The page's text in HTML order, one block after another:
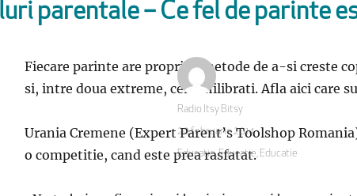
parentale – Ce fel de parinte
Fiecare parinte are propriile metode de a-si creste
si, intre doua extreme, cei echilibrati. Afla aici care
Urania Cremene (Expert Parent’s Toolshop
o competitie, cand este prea rasfatat.
Autor
Radio Itsy Bitsy
Publicat
pe
20 februarie 2014
Categorii
Educatie,Educatie, Educatie